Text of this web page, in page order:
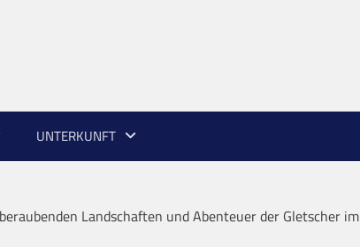
UNTERKUNFT
Landschaften und Abenteuer der Gletscher im